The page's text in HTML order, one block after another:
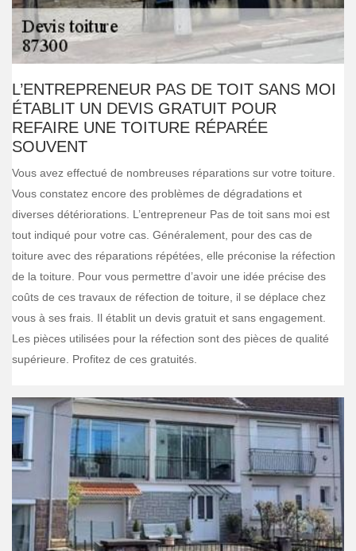
L’ENTREPRENEUR PAS DE TOIT SANS MOI
ÉTABLIT UN DEVIS GRATUIT POUR
REFAIRE UNE TOITURE RÉPARÉE
SOUVENT
Vous avez effectué de nombreuses réparations sur votre toiture.
Vous constatez encore des problèmes de dégradations et
diverses détériorations. L’entrepreneur Pas de toit sans moi est
tout indiqué pour votre cas. Généralement, pour des cas de
toiture avec des réparations répétées, elle préconise la réfection
de la toiture. Pour vous permettre d’avoir une idée précise des
coûts de ces travaux de réfection de toiture, il se déplace chez
vous à ses frais. Il établit un devis gratuit et sans engagement.
Les pièces utilisées pour la réfection sont des pièces de qualité
supérieure. Profitez de ces gratuités.